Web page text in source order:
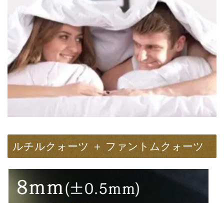
ルチルクォーツ ＋ ファントムクォーツ